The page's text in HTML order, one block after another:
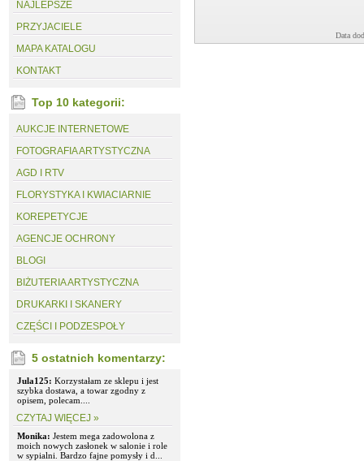
NAJLEPSZE
PRZYJACIELE
MAPA KATALOGU
KONTAKT
Top 10 kategorii:
AUKCJE INTERNETOWE
FOTOGRAFIA ARTYSTYCZNA
AGD I RTV
FLORYSTYKA I KWIACIARNIE
KOREPETYCJE
AGENCJE OCHRONY
BLOGI
BIŻUTERIA ARTYSTYCZNA
DRUKARKI I SKANERY
CZĘŚCI I PODZESPOŁY
5 ostatnich komentarzy:
Jula125: Korzystałam ze sklepu i jest
szybka dostawa, a towar zgodny z
opisem, polecam....
CZYTAJ WIĘCEJ »
Monika: Jestem mega zadowolona z
moich nowych zasłonek w salonie i role
w sypialni. Bardzo fajne pomysły i d...
Data